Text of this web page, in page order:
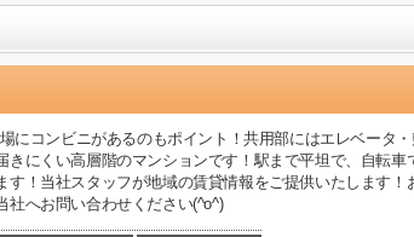
にコンビニがあるのもポイント！共用部にはエレベータ
にくい高層階のマンションです！駅まで平坦で、自転車
！当社スタッフが地域の賃貸情報をご提供いたします！
社へお問い合わせください(^o^)